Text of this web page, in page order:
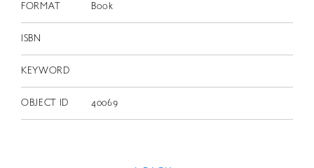
FORMAT Book
ISBN
KEYWORD
OBJECT ID 40069